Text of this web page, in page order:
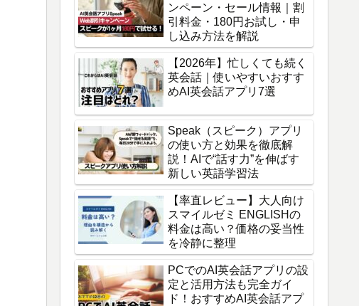
ンペーン・セール情報｜割
引料金・180円お試し・申
し込み方法を解説
【2026年】忙しくても続く
英会話｜使いやすいおすす
めAI英会話アプリ7選
Speak（スピーク）アプリ
の使い方と効果を徹底解
説！AIで“話す力”を伸ばす
新しい英語学習法
【率直レビュー】大人向け
スマイルゼミ ENGLISHの
料金は高い？価格の妥当性
を冷静に整理
PCでのAI英会話アプリの設
定と活用方法も完全ガイ
ド！おすすめAI英会話アプ